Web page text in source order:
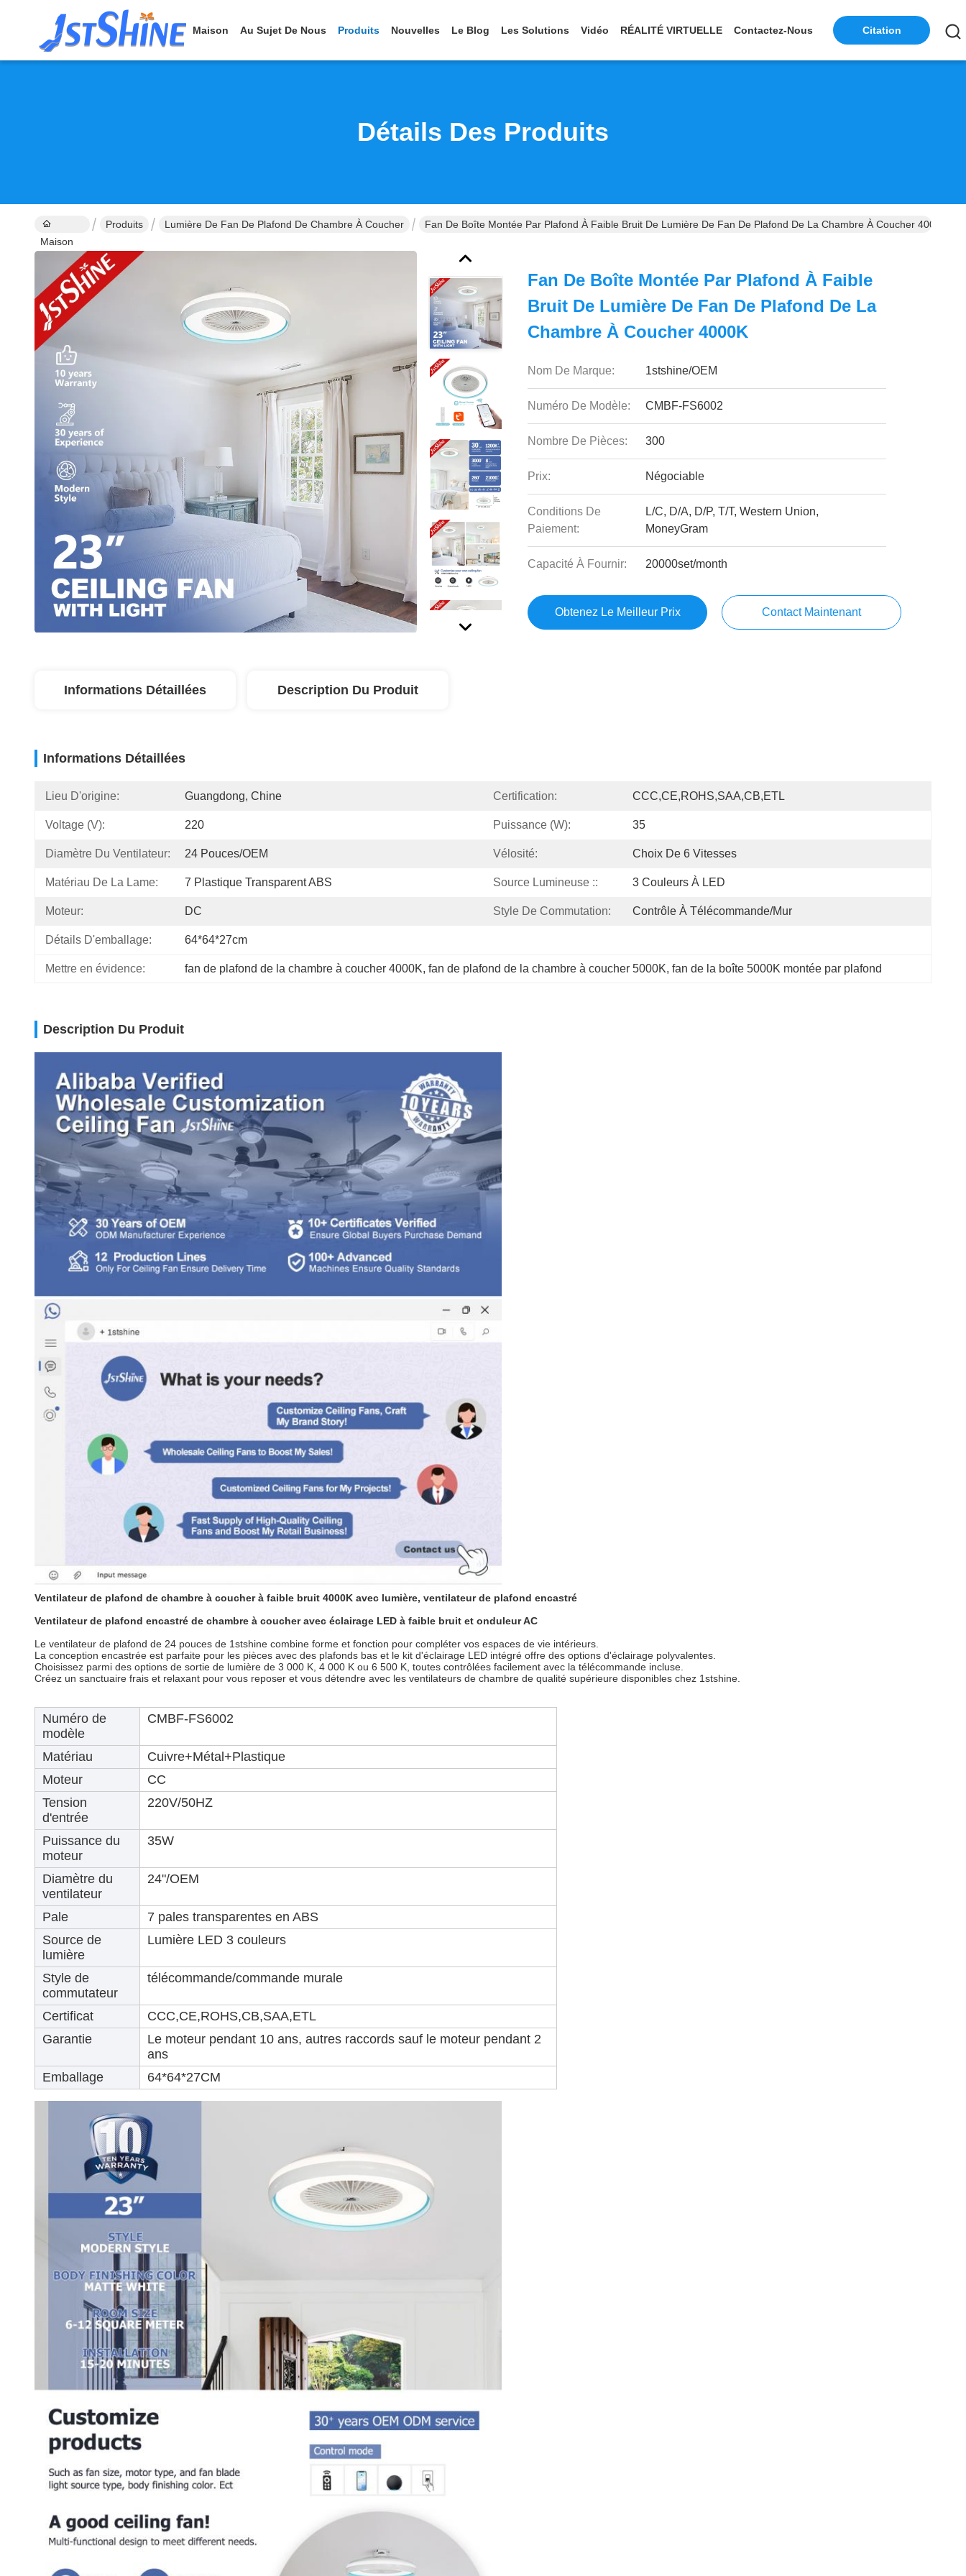
Maison Au Sujet De Nous Produits Nouvelles Le Blog Les Solutions Vidéo RÉALITÉ VIRTUELLE Contactez-Nous Citation
Détails Des Produits
Maison
Produits Lumière De Fan De Plafond De Chambre À Coucher Fan De Boîte Montée Par Plafond À Faible Bruit De Lumière De Fan De Plafond De La Chambre À Coucher 4000K
Fan De Boîte Montée Par Plafond À Faible
Bruit De Lumière De Fan De Plafond De La
Chambre À Coucher 4000K
Nom De Marque: 1stshine/OEM
Numéro De Modèle: CMBF-FS6002
Nombre De Pièces: 300
Prix: Négociable
Conditions De
Paiement:
L/C, D/A, D/P, T/T, Western Union,
MoneyGram
Capacité À Fournir: 20000set/month
Obtenez Le Meilleur Prix Contact Maintenant
Informations Détaillées Description Du Produit
Informations Détaillées
Lieu D'origine: Guangdong, Chine Certification: CCC,CE,ROHS,SAA,CB,ETL
Voltage (V): 220 Puissance (W): 35
Diamètre Du Ventilateur: 24 Pouces/OEM Vélosité: Choix De 6 Vitesses
Matériau De La Lame: 7 Plastique Transparent ABS Source Lumineuse :: 3 Couleurs À LED
Moteur: DC Style De Commutation: Contrôle À Télécommande/mur
Détails D'emballage: 64*64*27cm
Mettre en évidence: fan de plafond de la chambre à coucher 4000K, fan de plafond de la chambre à coucher 5000K, fan de la boîte 5000K montée par plafond
Description Du Produit
Ventilateur de plafond de chambre à coucher à faible bruit 4000K avec lumière, ventilateur de plafond encastré
Ventilateur de plafond encastré de chambre à coucher avec éclairage LED à faible bruit et onduleur AC
Le ventilateur de plafond de 24 pouces de 1stshine combine forme et fonction pour compléter vos espaces de vie intérieurs.
La conception encastrée est parfaite pour les pièces avec des plafonds bas et le kit d'éclairage LED intégré offre des options d'éclairage polyvalentes.
Choisissez parmi des options de sortie de lumière de 3 000 K, 4 000 K ou 6 500 K, toutes contrôlées facilement avec la télécommande incluse.
Créez un sanctuaire frais et relaxant pour vous reposer et vous détendre avec les ventilateurs de chambre de qualité supérieure disponibles chez 1stshine.
Numéro de
modèle
CMBF-FS6002
Matériau
Cuivre+Métal+Plastique
Moteur
CC
Tension
d'entrée
220V/50HZ
Puissance du
moteur
35W
Diamètre du
ventilateur
24"/OEM
Pale
7 pales transparentes en ABS
Source de
lumière
Lumière LED 3 couleurs
Style de
commutateur
télécommande/commande murale
Certificat
CCC,CE,ROHS,CB,SAA,ETL
Garantie
Le moteur pendant 10 ans, autres raccords sauf le moteur pendant 2
ans
Emballage
64*64*27CM